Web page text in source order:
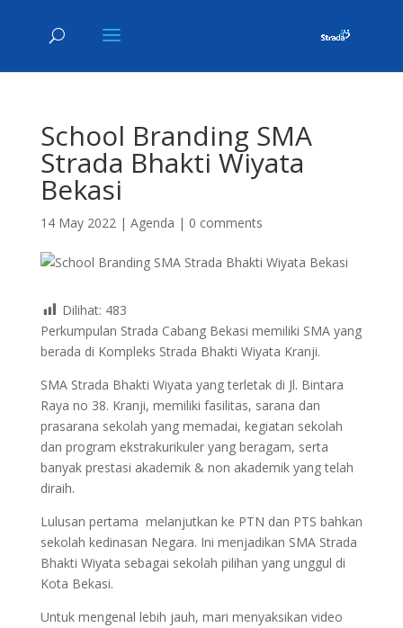
School Branding SMA
Strada Bhakti Wiyata
Bekasi
14 May 2022| Agenda | 0 comments
Dilihat: 483
Perkumpulan Strada Cabang Bekasi memiliki SMA yang
berada di Kompleks Strada Bhakti Wiyata Kranji.
SMA Strada Bhakti Wiyata yang terletak di Jl. Bintara
Raya no 38. Kranji, memiliki fasilitas, sarana dan
prasarana sekolah yang memadai, kegiatan sekolah
dan program ekstrakurikuler yang beragam, serta
banyak prestasi akademik & non akademik yang telah
diraih.
Lulusan pertama melanjutkan ke PTN dan PTS bahkan
sekolah kedinasan Negara. Ini menjadikan SMA Strada
Bhakti Wiyata sebagai sekolah pilihan yang unggul di
Kota Bekasi.
Untuk mengenal lebih jauh, mari menyaksikan video